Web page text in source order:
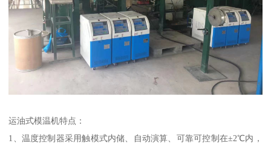
运油式模温机特点：
1、温度控制器采用触模式内储、自动演算、可靠可控制在±2℃内，